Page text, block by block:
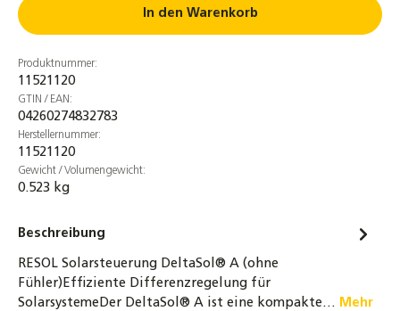
Edelstahl, flexible Leitung 1,5–20 m für
Heizungs-, Klima- & Solarsysteme
4,90 €
Solarstation 2-Strang-Pumpengruppe
Hocheffizienzpumpe Wilo YONOS PARA
ST15/7 - PWM2
AG mit Motor Umschaltventil
Zweiwegeventil
In den Warenkorb
Produktnummer:
11521120
GTIN / EAN:
04260274832783
Herstellernummer:
11521120
Gewicht / Volumengewicht:
0.523 kg
Beschreibung
RESOL Solarsteuerung DeltaSol® A (ohne
Fühler)Effiziente Differenzregelung für
SolarsystemeDer DeltaSol® A ist eine kompakte… Mehr